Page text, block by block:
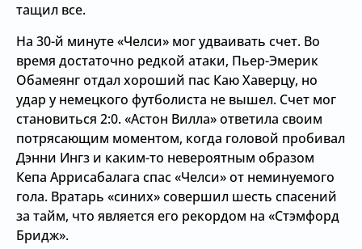
тащил все.
На 30-й минуте «Челси» мог удваивать счет. Во
время достаточно редкой атаки, Пьер-Эмерик
Обамеянг отдал хороший пас Каю Хаверцу, но
удар у немецкого футболиста не вышел. Счет мог
становиться 2:0. «Астон Вилла» ответила своим
потрясающим моментом, когда головой пробивал
Дэнни Ингз и каким-то невероятным образом
Кепа Аррисабалага спас «Челси» от неминуемого
гола. Вратарь «синих» совершил шесть спасений
за тайм, что является его рекордом на «Стэмфорд
Бридж».